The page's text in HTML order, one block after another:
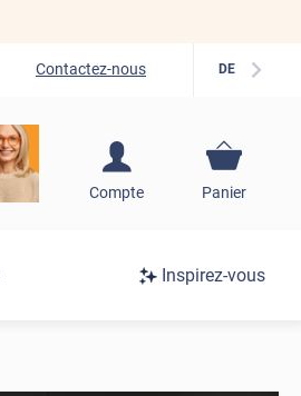
Contactez-nous DE
Compte
S'inscrire / Se
Panier
Inspirez-vous